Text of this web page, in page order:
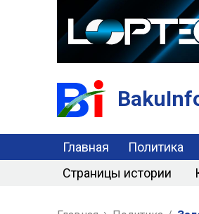
Главная Политика
Страницы истории